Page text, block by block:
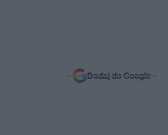
Dodaj do Google